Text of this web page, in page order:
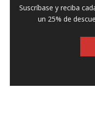
Suscríbase y reciba
un 25% de